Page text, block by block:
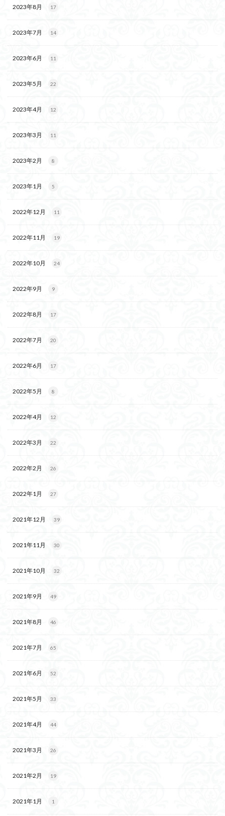
2023年8月 17
2023年7月 14
2023年6月 11
2023年5月 22
2023年4月 12
2023年3月 11
2023年2月 8
2023年1月 5
2022年12月 11
2022年11月 19
2022年10月 24
2022年9月 9
2022年8月 17
2022年7月 20
2022年6月 17
2022年5月 8
2022年4月 12
2022年3月 22
2022年2月 26
2022年1月 27
2021年12月 39
2021年11月 30
2021年10月 32
2021年9月 49
2021年8月 46
2021年7月 65
2021年6月 52
2021年5月 33
2021年4月 44
2021年3月 26
2021年2月 19
2021年1月 1